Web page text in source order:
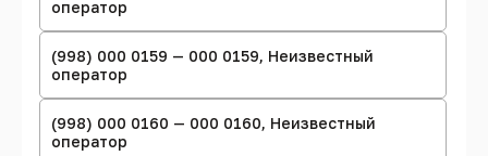
оператор
(998) 000 0159 — 000 0159, Неизвестный
оператор
(998) 000 0160 — 000 0160, Неизвестный
оператор